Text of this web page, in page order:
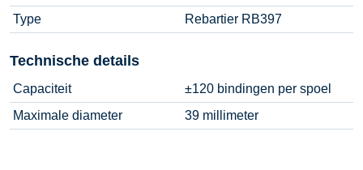
Type
Rebartier RB397
Technische details
Capaciteit
±120 bindingen per spoel
Maximale diameter
39 millimeter